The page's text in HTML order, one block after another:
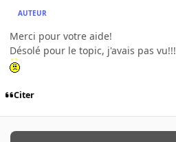
AUTEUR
Merci pour votre aide!
Désolé pour le topic, j'avais pas vu!!!
Citer